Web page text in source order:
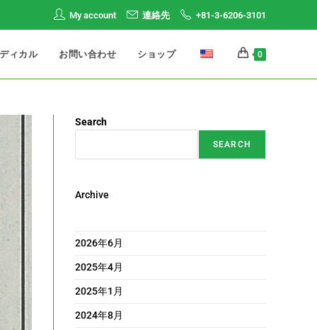
My account 連絡先 +81-3-6206-3101
ィカル お問い合わせ ショップ 0
Search
SEARCH
Archive
2026年6月
2025年4月
2025年1月
2024年8月